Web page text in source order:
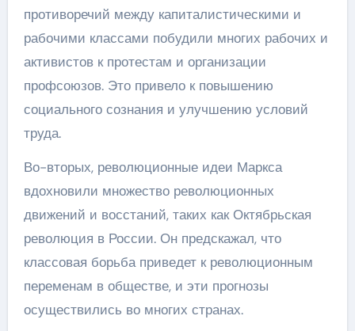
противоречий между капиталистическими и
рабочими классами побудили многих рабочих и
активистов к протестам и организации
профсоюзов. Это привело к повышению
социального сознания и улучшению условий
труда.
Во-вторых, революционные идеи Маркса
вдохновили множество революционных
движений и восстаний, таких как Октябрьская
революция в России. Он предскажал, что
классовая борьба приведет к революционным
переменам в обществе, и эти прогнозы
осуществились во многих странах.